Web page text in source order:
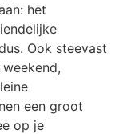
het
Ook steevast
een groot
op je